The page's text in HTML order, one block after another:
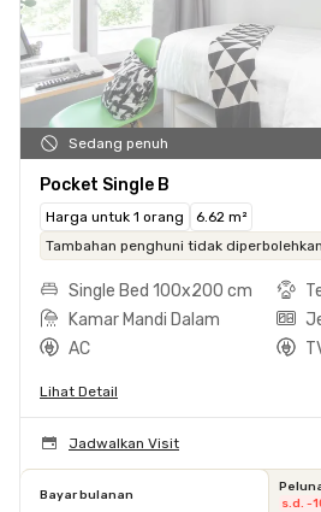
Sedang penuh
Pocket Single B
Harga untuk 1 orang
6.62 m²
Tambahan penghuni tidak diperbolehkan
Single Bed 100x200 cm
Kamar Mandi Dalam
AC
Lihat Detail
Jadwalkan Visit
Bayar bulanan
s.d. -